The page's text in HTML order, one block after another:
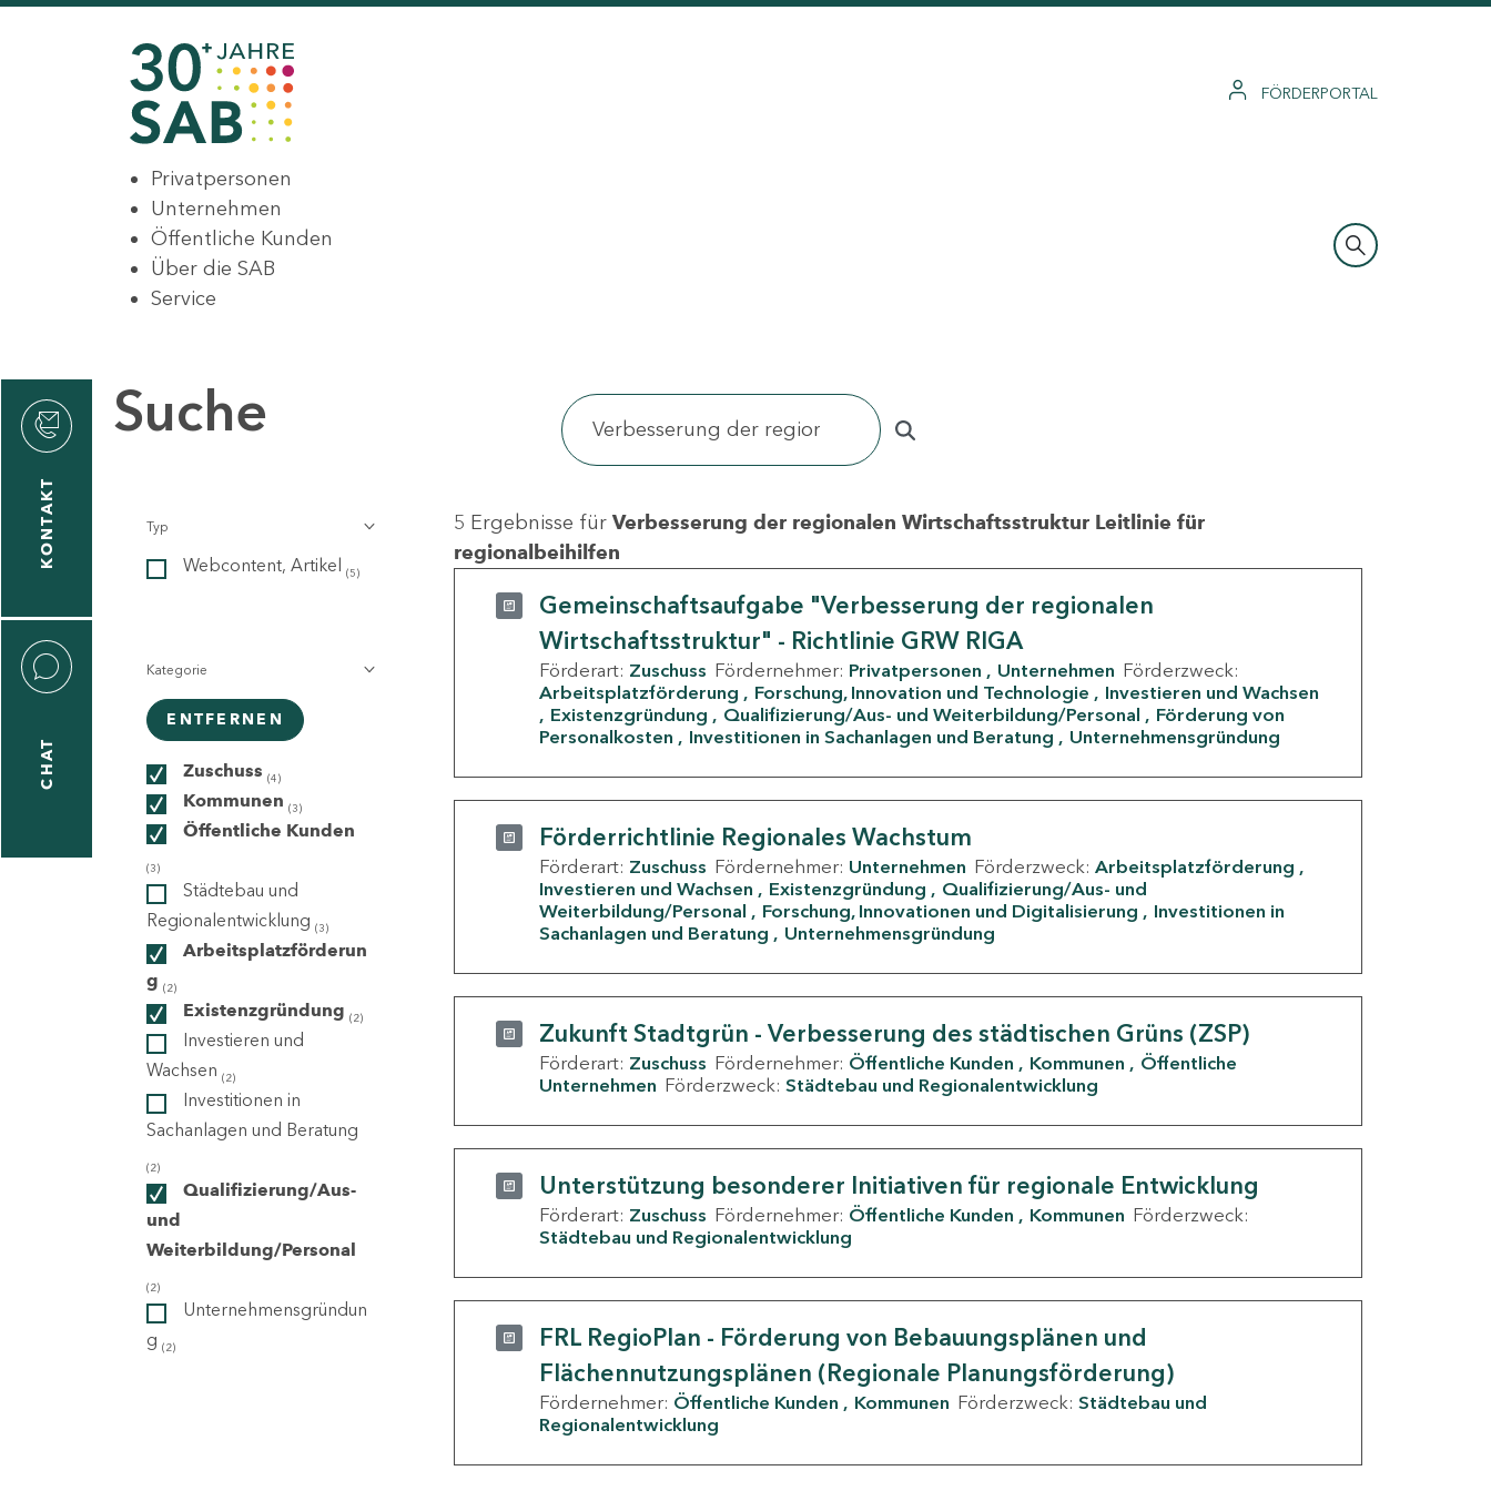
FÖRDERPORTAL
Privatpersonen
Unternehmen
Öffentliche Kunden
Über die SAB
Service
KONTAKT
CHAT
Suche
Typ
Webcontent, Artikel (5)
Kategorie
ENTFERNEN
Zuschuss (4)
Kommunen (3)
Öffentliche Kunden
(3)
Städtebau und
Regionalentwicklung (3)
Arbeitsplatzförderun
g (2)
Existenzgründung (2)
Investieren und
Wachsen (2)
Investitionen in
Sachanlagen und Beratung
(2)
Qualifizierung/Aus-
und
Weiterbildung/Personal
(2)
Unternehmensgründun
g (2)
5 Ergebnisse für Verbesserung der regionalen Wirtschaftsstruktur Leitlinie für
regionalbeihilfen
Gemeinschaftsaufgabe "Verbesserung der regionalen
Wirtschaftsstruktur" - Richtlinie GRW RIGA
Förderart: Zuschuss Fördernehmer: Privatpersonen Unternehmen Förderzweck:
Arbeitsplatzförderung
Forschung, Innovation und Technologie
Investieren und Wachsen
Existenzgründung
Qualifizierung/Aus- und Weiterbildung/Personal
Förderung von
Personalkosten
Investitionen in Sachanlagen und Beratung Unternehmensgründung
Förderrichtlinie Regionales Wachstum
Förderart: Zuschuss Fördernehmer: Unternehmen Förderzweck: Arbeitsplatzförderung
Investieren und Wachsen
Existenzgründung
Qualifizierung/Aus- und
Weiterbildung/Personal
Forschung, Innovationen und Digitalisierung
Investitionen in
Sachanlagen und Beratung
Unternehmensgründung
Zukunft Stadtgrün - Verbesserung des städtischen Grüns (ZSP)
Förderart: Zuschuss Fördernehmer: Öffentliche Kunden Kommunen
Öffentliche
Unternehmen Förderzweck: Städtebau und Regionalentwicklung
Unterstützung besonderer Initiativen für regionale Entwicklung
Förderart: Zuschuss Fördernehmer: Öffentliche Kunden Kommunen Förderzweck:
Städtebau und Regionalentwicklung
FRL RegioPlan - Förderung von Bebauungsplänen und
Flächennutzungsplänen (Regionale Planungsförderung)
Fördernehmer: Öffentliche Kunden Kommunen Förderzweck: Städtebau und
Regionalentwicklung